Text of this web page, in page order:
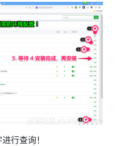
行查询！